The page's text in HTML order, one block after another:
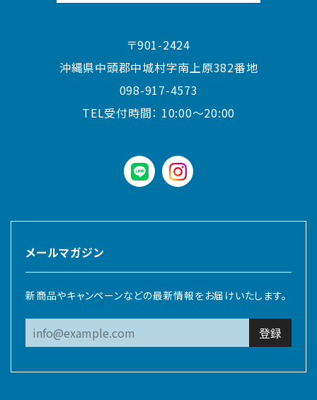
〒901-2424
沖縄県中頭郡中城村字南上原382番地
098-917-4573
TEL受付時間： 10:00〜20:00
LINE instagram
メールマガジン
新商品やキャンペーンなどの最新情報をお届けいたします。
登録